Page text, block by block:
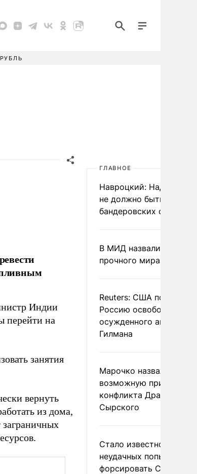
Индии
перейти на
занятия
вернуть
из дома,
заграничных
ГЛАВНОЕ
Навроцкий: Над
не должно быть
бандеровских флагов
В МИД назвали условия
прочного мира на
Reuters: США
Россию освободить
осужденного
Гилмана
Марочко назвал
возможную причину
конфликта Драпатого и
Сырского
Стало известно о
неудачных попытках
форсировать